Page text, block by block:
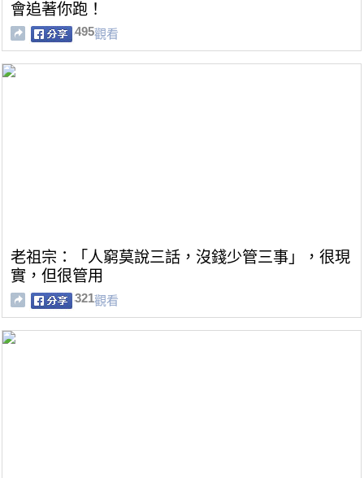
會追著你跑！
495觀看
老祖宗：「人窮莫說三話，沒錢少管三事」，很現
實，但很管用
321觀看